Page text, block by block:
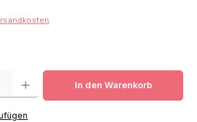
Wert ein oder benutze die
In den Warenkorb